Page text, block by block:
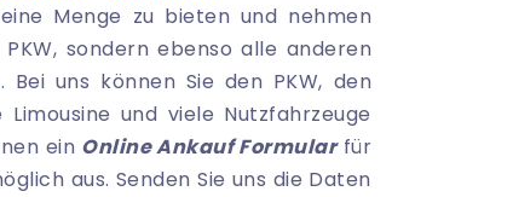
Menge zu bieten und nehmen
sondern ebenso alle anderen
Bei uns können Sie den PKW, den
und viele Nutzfahrzeuge
ein Online Ankauf Formularfür
aus. Senden Sie uns die Daten